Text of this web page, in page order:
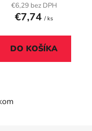
€6,29 bez DPH
€7,74 / ks
DO KOŠÍKA